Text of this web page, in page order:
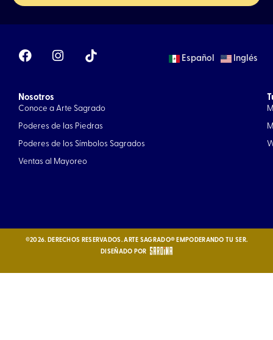
F
a
b
o
o
I
n
g
r
a
Español Inglés
Nosotros
Conoce a Arte Sagrado
Poderes de las Piedras
Poderes de los Símbolos Sagrados
Ventas al Mayoreo
©2026. DERECHOS RESERVADOS. ARTE SAGRADO® EMPODERANDO TU SER.
DISEÑADO POR